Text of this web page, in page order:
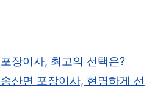
장이사, 최고의 선택은?
산면 포장이사, 현명하게 선